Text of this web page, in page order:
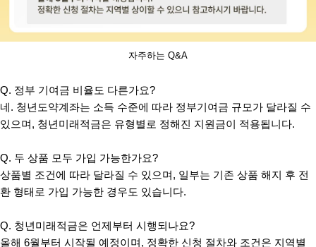
자주하는 Q&A
Q. 정부 기여금 비율도 다른가요?
네. 청년도약계좌는 소득 수준에 따라 정부기여금 규모가 달라질 수
있으며, 청년미래적금은 유형별로 정해진 지원금이 적용됩니다.
Q. 두 상품 모두 가입 가능한가요?
상품별 조건에 따라 달라질 수 있으며, 일부는 기존 상품 해지 후 전
환 형태로 가입 가능한 경우도 있습니다.
Q. 청년미래적금은 언제부터 시행되나요?
올해 6월부터 시작될 예정이며, 정확한 신청 절차와 조건은 지역별